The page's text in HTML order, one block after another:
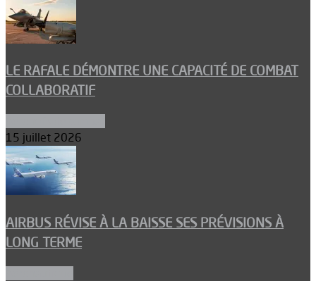
LE RAFALE DÉMONTRE UNE CAPACITÉ DE COMBAT
COLLABORATIF
15 juillet 2026
AIRBUS RÉVISE À LA BAISSE SES PRÉVISIONS À
LONG TERME